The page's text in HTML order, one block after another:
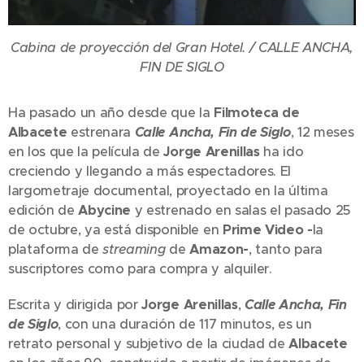
Cabina de proyección del Gran Hotel. / CALLE ANCHA,
FIN DE SIGLO
Ha pasado un año desde que la Filmoteca de
Albacete estrenara Calle Ancha, Fin de Siglo, 12 meses
en los que la película deJorge Arenillasha ido
creciendo y llegando a más espectadores. El
largometraje documental, proyectado en la última
edición deAbycine y estrenado en salas el pasado 25
de octubre, ya está disponible en Prime Video -la
plataforma destreaming deAmazon-, tanto para
suscriptores como para compra y alquiler.
Escrita y dirigida porJorge Arenillas, Calle Ancha, Fin
de Siglo, con una duración de 117 minutos, es un
retrato personal y subjetivo de la ciudad deAlbacete